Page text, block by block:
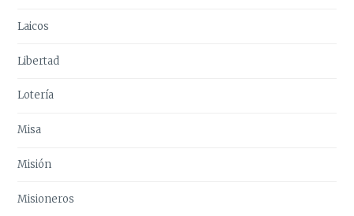
Laicos
Libertad
Lotería
Misa
Misión
Misioneros